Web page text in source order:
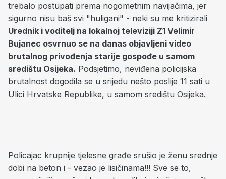
trebalo postupati prema nogometnim navijačima, jer
sigurno nisu baš svi "huligani" - neki su me kritizirali
Urednik i voditelj na lokalnoj televiziji Z1 Velimir
Bujanec osvrnuo se na danas objavljeni video
brutalnog privođenja starije gospođe u samom
središtu Osijeka. Podsjetimo, neviđena policijska
brutalnost dogodila se u srijedu nešto poslije 11 sati u
Ulici Hrvatske Republike, u samom središtu Osijeka.
Policajac krupnije tjelesne građe srušio je ženu srednje
dobi na beton i - vezao je lisičinama!!! Sve se to,